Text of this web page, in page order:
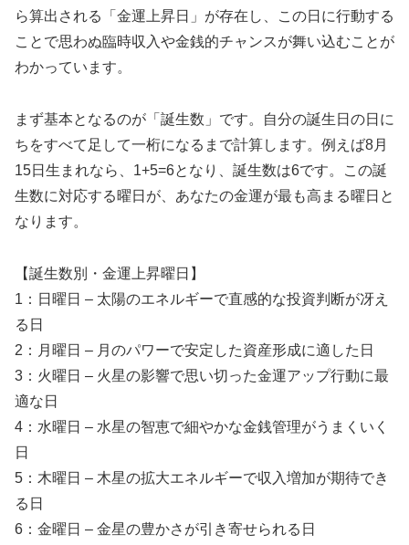
ら算出される「金運上昇日」が存在し、この日に行動する
ことで思わぬ臨時収入や金銭的チャンスが舞い込むことが
わかっています。
まず基本となるのが「誕生数」です。自分の誕生日の日に
ちをすべて足して一桁になるまで計算します。例えば8月
15日生まれなら、1+5=6となり、誕生数は6です。この誕
生数に対応する曜日が、あなたの金運が最も高まる曜日と
なります。
【誕生数別・金運上昇曜日】
1：日曜日 – 太陽のエネルギーで直感的な投資判断が冴え
る日
2：月曜日 – 月のパワーで安定した資産形成に適した日
3：火曜日 – 火星の影響で思い切った金運アップ行動に最
適な日
4：水曜日 – 水星の智恵で細やかな金銭管理がうまくいく
日
5：木曜日 – 木星の拡大エネルギーで収入増加が期待でき
る日
6：金曜日 – 金星の豊かさが引き寄せられる日